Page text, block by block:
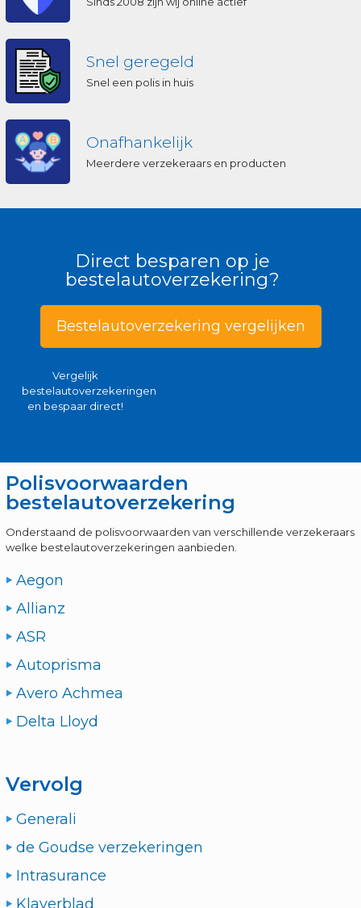
Snel geregeld
Snel een polis in huis
Onafhankelijk
Meerdere verzekeraars en producten
Direct besparen op je
bestelautoverzekering?
Bestelautoverzekering vergelijken
Vergelijk
bestelautoverzekeringen
en bespaar direct!
Polisvoorwaarden
bestelautoverzekering
Onderstaand de polisvoorwaarden van verschillende verzekeraars
welke bestelautoverzekeringen aanbieden.
Aegon
Allianz
ASR
Autoprisma
Avero Achmea
Delta Lloyd
Vervolg
Generali
de Goudse verzekeringen
Intrasurance
Klaverblad